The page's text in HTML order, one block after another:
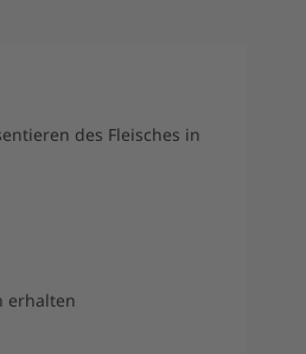
des Fleisches in
erhalten